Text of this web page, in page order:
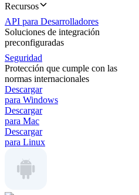
Recursos
API para Desarrolladores
Soluciones de integración
preconfiguradas
Seguridad
Protección que cumple con las
normas internacionales
Descargar
para Windows
Descargar
para Mac
Descargar
para Linux